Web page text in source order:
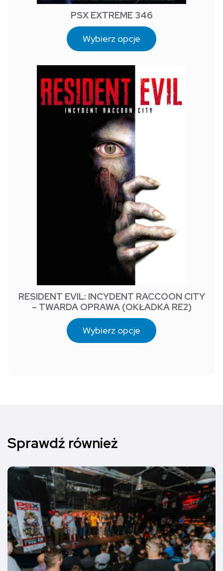
PSX EXTREME 346
Wybierz opcje
RESIDENT EVIL: INCYDENT RACCOON CITY
– TWARDA OPRAWA (OKŁADKA RE2)
Wybierz opcje
Sprawdź również